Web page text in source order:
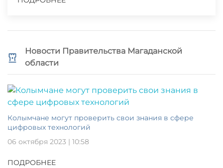
Новости Правительства Магаданской
области
Колымчане могут проверить свои знания в сфере
цифровых технологий
06 октября 2023 | 10:58
ПОДРОБНЕЕ